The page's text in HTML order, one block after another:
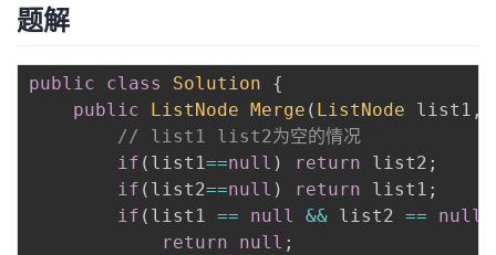
题解
public class Solution
{
public
ListNode Merge ( ListNode list1 ,
// list1 list2为空的情况
if ( list1==null ) return list2 ;
if ( list2==null ) return list1 ;
if ( list1 == null && list2 == null
return
null ;